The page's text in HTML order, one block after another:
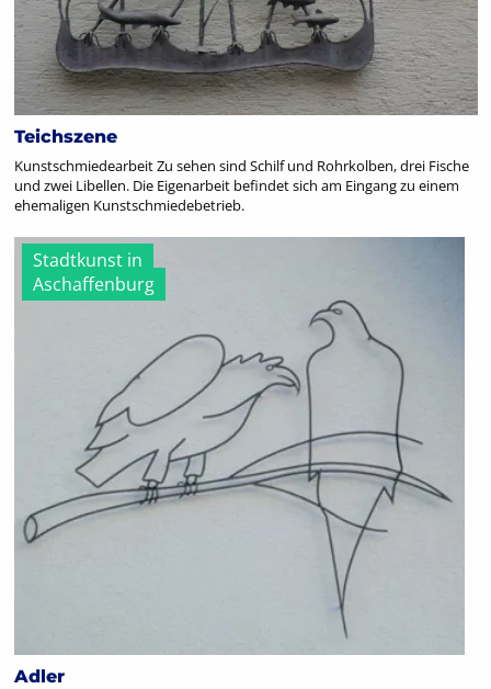
Teichszene
Kunstschmiedearbeit Zu sehen sind Schilf und Rohrkolben, drei Fische
und zwei Libellen. Die Eigenarbeit befindet sich am Eingang zu einem
ehemaligen Kunstschmiedebetrieb.
Stadtkunst in
Aschaffenburg
Adler